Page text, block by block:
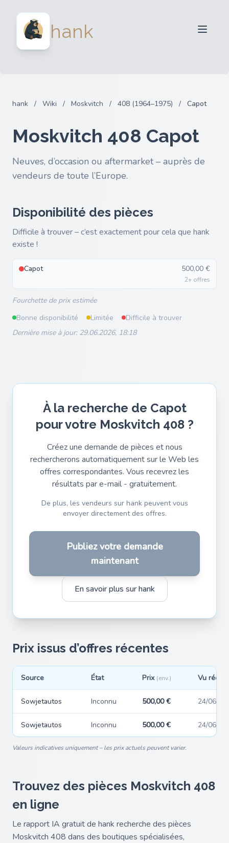
hank
Connexion
hank / Wiki / Moskvitch / 408 (1964–1975) / Capot
Moskvitch 408 Capot
Neuves, d’occasion ou aftermarket – auprès de
vendeurs de toute l’Europe.
Disponibilité des pièces
Difficile à trouver – c’est exactement pour cela que hank
existe !
Capot 500,00 €
2+ offres
Fourchette de prix estimée
Bonne disponibilité
Limitée
Difficile à trouver
Dernière mise à jour: 29.06.2026, 18:18
À la recherche de Capot
pour votre Moskvitch 408 ?
Créez une demande de pièces et nous
rechercherons automatiquement sur le Web les
offres correspondantes. Vous recevrez les
résultats par e-mail - gratuitement.
De plus, les vendeurs sur hank peuvent vous
envoyer directement des offres.
Publiez votre demande
maintenant
En savoir plus sur hank
Prix issus d’offres récentes
Source État Prix (env.) Vu
Sowjetautos Inconnu 500,00 € 24/06/
Sowjetautos Inconnu 500,00 € 24/06/
Valeurs indicatives uniquement – les prix actuels peuvent varier.
Trouvez des pièces Moskvitch 408
en ligne
Le rapport IA gratuit de hank recherche des pièces
Moskvitch 408 dans des boutiques spécialisées,